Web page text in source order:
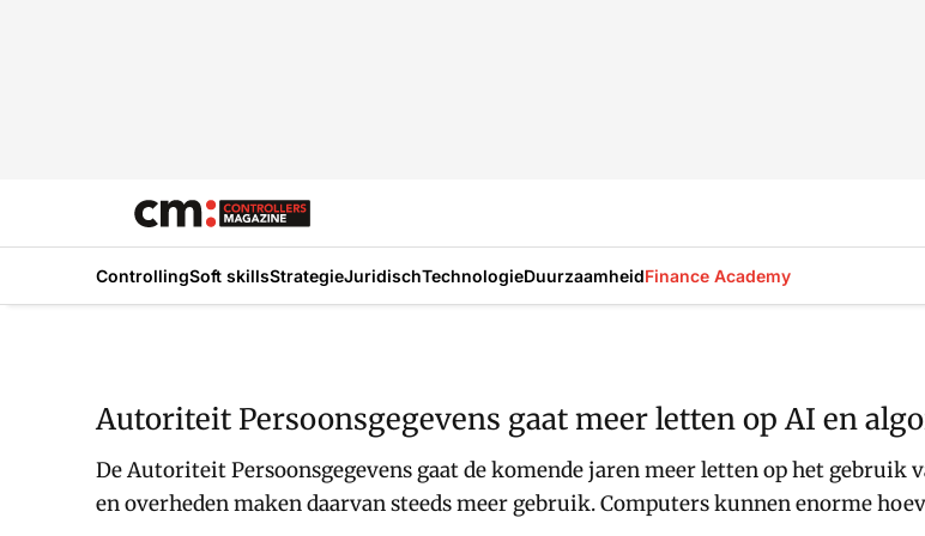
ControllingSoft skillsStrategieJuridischTechnologieDuurzaamheidFinance Academy
Autoriteit Persoonsgegevens gaat meer letten op AI en
De Autoriteit Persoonsgegevens gaat de komende jaren meer letten op het
en overheden maken daarvan steeds meer gebruik. Computers kunnen enorme